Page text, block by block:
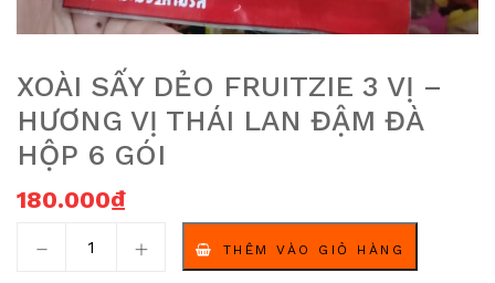
XOÀI SẤY DẺO FRUITZIE 3 VỊ –
HƯƠNG VỊ THÁI LAN ĐẬM ĐÀ
HỘP 6 GÓI
180.000₫
THÊM VÀO GIỎ HÀNG